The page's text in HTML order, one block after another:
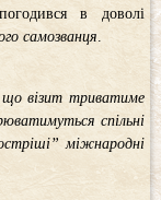
в доволі
самозванця
що візит триватиме
спільні
міжнародні